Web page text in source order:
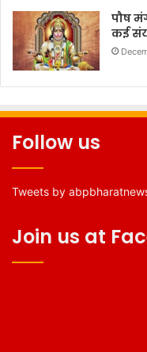
पौष
कई
Follow us
Tweets by
Join us at